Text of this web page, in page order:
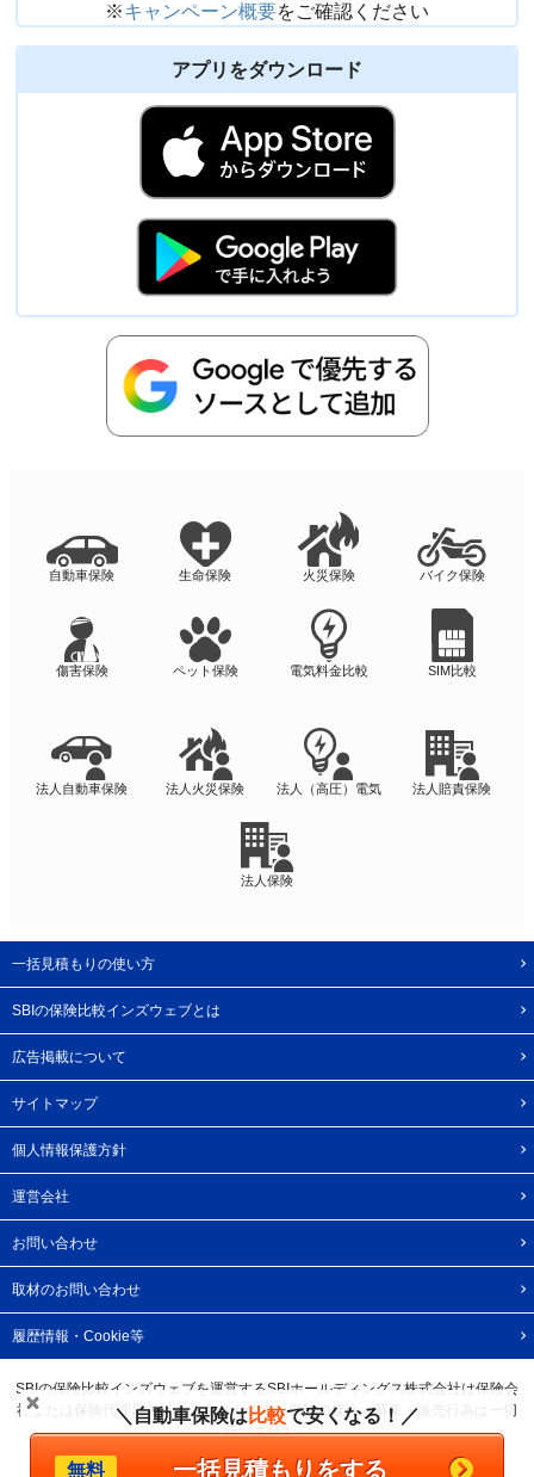
※キャンペーン概要をご確認ください
アプリをダウンロード
自動車保険 生命保険 火災保険 バイク保険
傷害保険 ペット保険 電気料金比較 SIM比較
法人自動車保険 法人火災保険 法人（高圧）電気 法人賠責保険
法人保険
一括見積もりの使い方
SBIの保険比較インズウェブとは
広告掲載について
サイトマップ
個人情報保護方針
運営会社
お問い合わせ
取材のお問い合わせ
履歴情報・Cookie等
SBIの保険比較インズウェブを運営するSBIホールディングス株式会社は保険会
社または保険代理店ではありませんので、保険の媒介・募集・販売行為は一切
行いません。
＼自動車保険は比較で安くなる！／
無料 一括見積もりをする